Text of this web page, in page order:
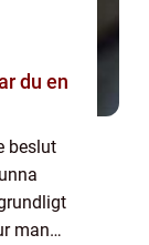
beslut
man